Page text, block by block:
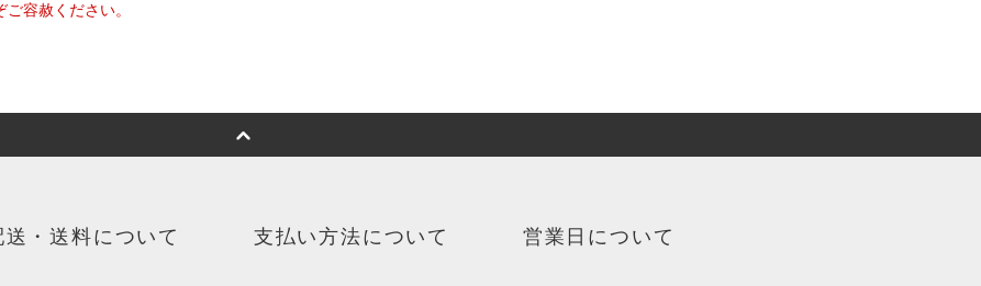
容赦ください。
送・送料について 支払い方法について 営業日について